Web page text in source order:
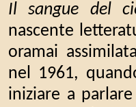
Il sangue del
nascente
oramai
nel 1961,
iniziare a